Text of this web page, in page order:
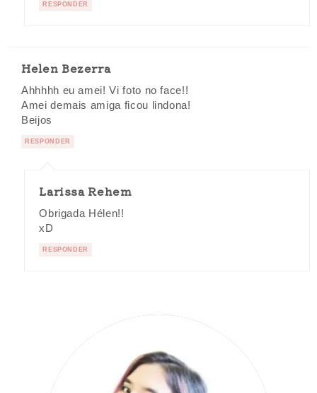
RESPONDER
Helen Bezerra
Ahhhhh eu amei! Vi foto no face!!
Amei demais amiga ficou lindona!
Beijos
RESPONDER
Larissa Rehem
Obrigada Hélen!!
xD
RESPONDER